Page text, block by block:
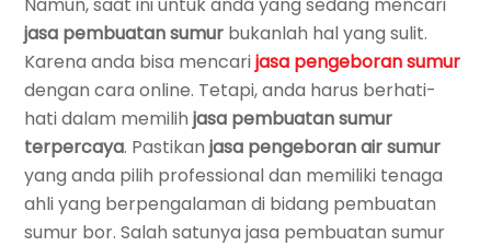
jasa pembuatan sumur bukanlah hal yang sulit.
Karena anda bisa mencarijasa pengeboran sumur
dengan cara online. Tetapi, anda harus berhati-
hati dalam memilihjasa pembuatan sumur
terpercaya. Pastikanjasa pengeboran air sumur
yang anda pilih professional dan memiliki tenaga
ahli yang berpengalaman di bidang pembuatan
sumur bor. Salah satunya jasa pembuatan sumur